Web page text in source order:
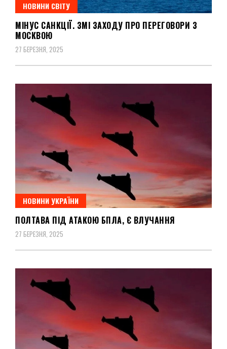
НОВИНИ СВІТУ
МІНУС САНКЦІЇ. ЗМІ ЗАХОДУ ПРО ПЕРЕГОВОРИ З
МОСКВОЮ
27 БЕРЕЗНЯ, 2025
НОВИНИ УКРАЇНИ
ПОЛТАВА ПІД АТАКОЮ БПЛА, Є ВЛУЧАННЯ
27 БЕРЕЗНЯ, 2025